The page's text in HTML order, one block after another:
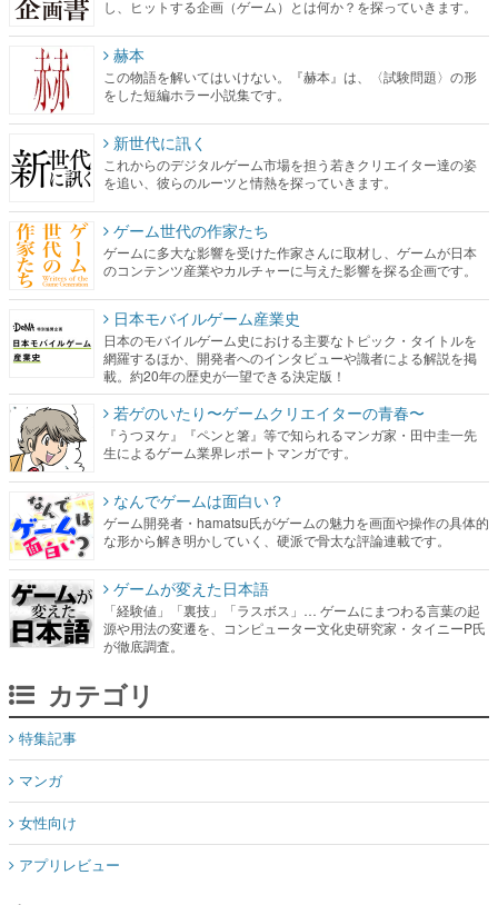
し、ヒットする企画（ゲーム）とは何か？を探っていきます。
赫本
この物語を解いてはいけない。『赫本』は、〈試験問題〉の形
をした短編ホラー小説集です。
新世代に訊く
これからのデジタルゲーム市場を担う若きクリエイター達の姿
を追い、彼らのルーツと情熱を探っていきます。
ゲーム世代の作家たち
ゲームに多大な影響を受けた作家さんに取材し、ゲームが日本
のコンテンツ産業やカルチャーに与えた影響を探る企画です。
日本モバイルゲーム産業史
日本のモバイルゲーム史における主要なトピック・タイトルを
網羅するほか、開発者へのインタビューや識者による解説を掲
載。約20年の歴史が一望できる決定版！
若ゲのいたり〜ゲームクリエイターの青春〜
『うつヌケ』『ペンと箸』等で知られるマンガ家・田中圭一先
生によるゲーム業界レポートマンガです。
なんでゲームは面白い？
ゲーム開発者・hamatsu氏がゲームの魅力を画面や操作の具体的
な形から解き明かしていく、硬派で骨太な評論連載です。
ゲームが変えた日本語
「経験値」「裏技」「ラスボス」… ゲームにまつわる言葉の起
源や用法の変遷を、コンピューター文化史研究家・タイニーP氏
が徹底調査。
カテゴリ
特集記事
マンガ
女性向け
アプリレビュー